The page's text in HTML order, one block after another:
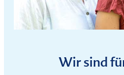
Wir sind